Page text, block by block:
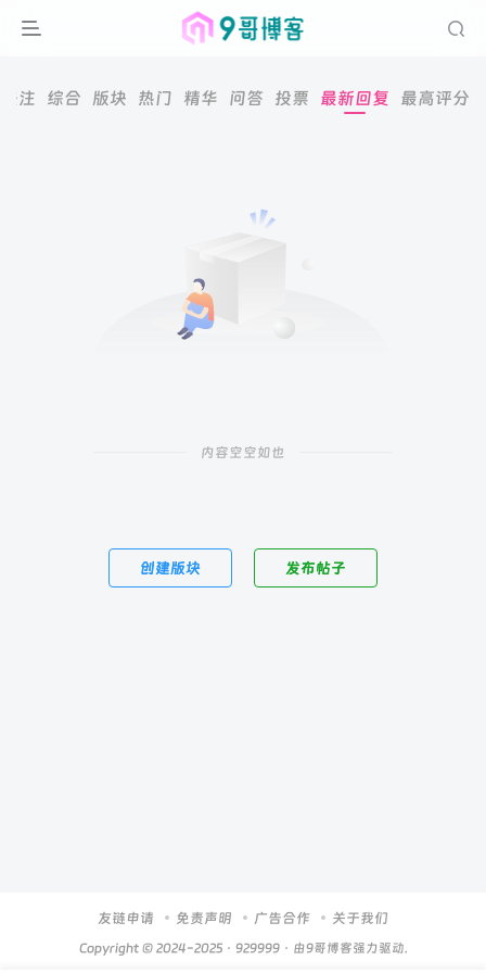
关注 综合 版块 热门 精华 问答 投票 最新回复 最高评分
内容空空如也
创建版块 发布帖子
友链申请 免责声明 广告合作 关于我们
Copyright © 2024-2025 · 929999· 由9哥博客强力驱动.